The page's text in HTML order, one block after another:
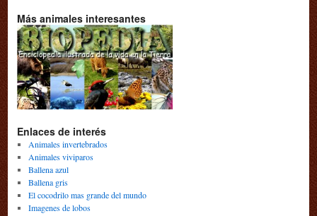
Más animales interesantes
Enlaces de interés
Animales invertebrados
Animales viviparos
Ballena azul
Ballena gris
El cocodrilo mas grande del mundo
Imagenes de lobos